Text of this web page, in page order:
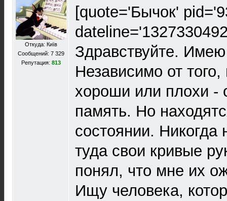
Откуда: Київ
Сообщений: 7 329
Репутация: 813
[quote='Бычок'
Здравствуйте.
Независимо от
хороши или плохи -
память. Но
состоянии. Никогда
туда свои кривые
понял, что мне их
Ищу человека,